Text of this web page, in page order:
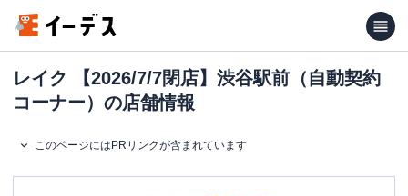
レイク 【2026/7/7閉店】渋谷駅前（自動契約
コーナー）の店舗情報
このページにはPRリンクが含まれています